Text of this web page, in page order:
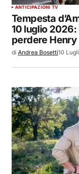
ANTICIPAZIONI TV
Tempesta
10 luglio
perdere Henry
di Andrea Bosetti10